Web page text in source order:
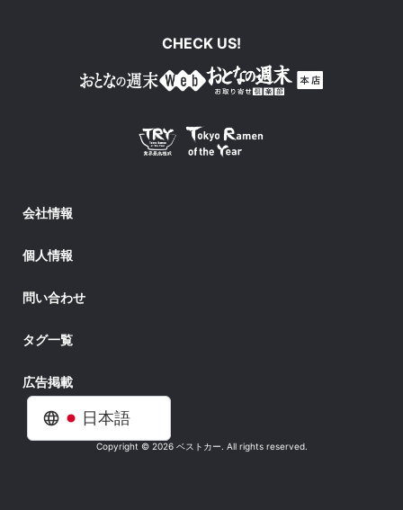
日本語
CHECK US!
会社情報
個人情報
問い合わせ
タグ一覧
広告掲載
Copyright © 2026 ベストカー. All rights reserved.